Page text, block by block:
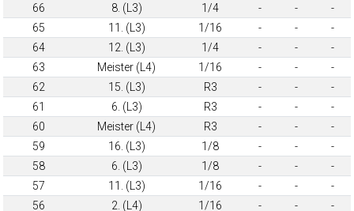
66
8. (L3) 1/4 - -
-
65
11. (L3) 1/16 - -
-
64
12. (L3) 1/4 - -
-
63
Meister (L4) 1/16 - -
-
62
15. (L3) R3 - -
-
61
6. (L3) R3 - -
-
60
Meister (L4) R3 - -
-
59
16. (L3) 1/8 - -
-
58
6. (L3) 1/8 - -
-
57
11. (L3) 1/16 - -
-
56
2. (L4) 1/16 - -
-